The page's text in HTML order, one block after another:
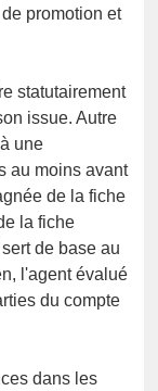
promotion et
statutairement
issue. Autre
une
au moins avant
de la fiche
la fiche
de base au
l'agent évalué
du compte
dans les